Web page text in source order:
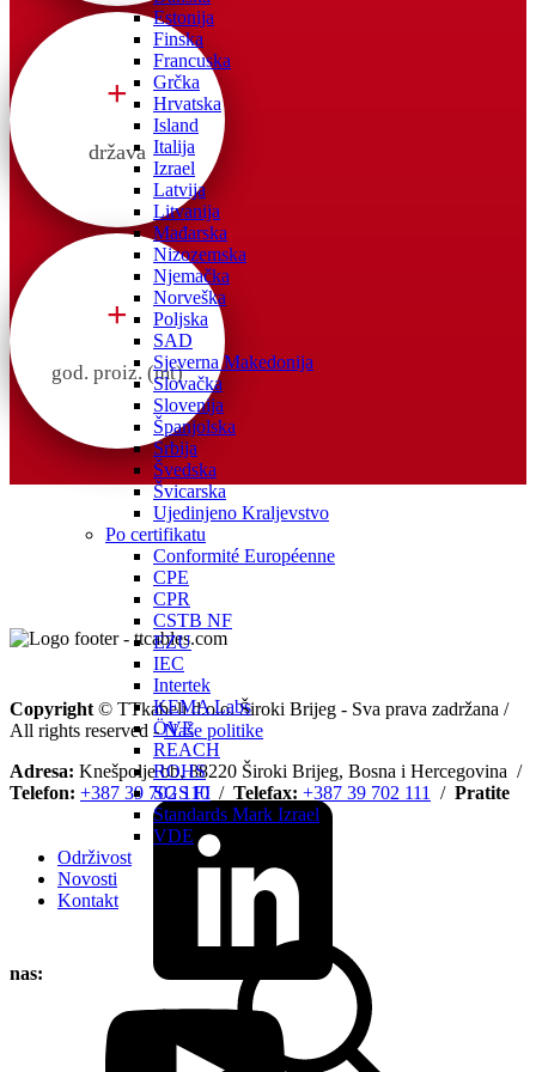
Estonija
Finska
Francuska
Grčka
Hrvatska
Island
Italija
Izrael
Latvija
Litvanija
Mađarska
Nizozemska
Njemačka
Norveška
Poljska
SAD
Sjeverna Makedonija
Slovačka
Slovenija
Španjolska
Srbija
Švedska
Švicarska
Ujedinjeno Kraljevstvo
Po certifikatu
Conformité Européenne
CPE
CPR
CSTB NF
EZU
IEC
Intertek
KEMA Labs
ÖVE
REACH
ROHS
SGS FI
Standards Mark Izrael
VDE
Održivost
Novosti
Kontakt
+
država
+
god. proiz. (mt)
Copyright © TTkabeli d.o.o. Široki Brijeg - Sva prava zadržana /
All rights reserved -Naše politike
Adresa: Knešpolje bb, 88220 Široki Brijeg, Bosna i Hercegovina /
Telefon: +387 39 702 110/ Telefax: +387 39 702 111 / Pratite
nas: